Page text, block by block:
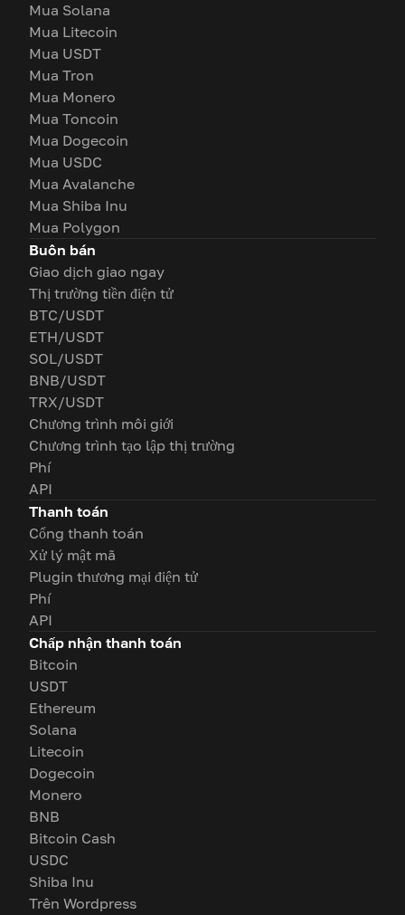
Mua Solana
Mua Litecoin
Mua USDT
Mua Tron
Mua Monero
Mua Toncoin
Mua Dogecoin
Mua USDC
Mua Avalanche
Mua Shiba Inu
Mua Polygon
Buôn bán
Giao dịch giao ngay
Thị trường tiền điện tử
BTC/USDT
ETH/USDT
SOL/USDT
BNB/USDT
TRX/USDT
Chương trình môi giới
Chương trình tạo lập thị trường
Phí
API
Thanh toán
Cổng thanh toán
Xử lý mật mã
Plugin thương mại điện tử
Phí
API
Chấp nhận thanh toán
Bitcoin
USDT
Ethereum
Solana
Litecoin
Dogecoin
Monero
BNB
Bitcoin Cash
USDC
Shiba Inu
Trên Wordpress